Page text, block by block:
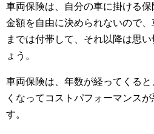
車両保険は、自分の車に掛ける
金額を自由に決められないので
までは付帯して、それ以降は思
ょう。
車両保険は、年数が経ってくる
くなってコストパフォーマンス
す。